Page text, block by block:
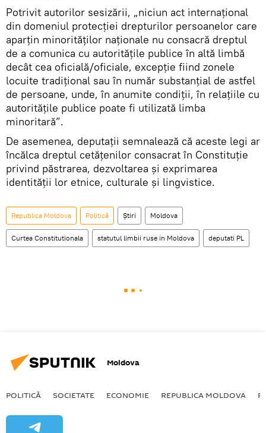
Potrivit autorilor sesizării, „niciun act internațional
din domeniul protecției drepturilor persoanelor care
aparțin minorităților naționale nu consacră dreptul
de a comunica cu autoritățile publice în altă limbă
decât cea oficială/oficiale, excepție fiind zonele
locuite tradițional sau în număr substanțial de astfel
de persoane, unde, în anumite condiții, în relațiile cu
autoritățile publice poate fi utilizată limba
minoritară”.
De asemenea, deputații semnalează că aceste legi ar
încălca dreptul cetățenilor consacrat în Constituție
privind păstrarea, dezvoltarea și exprimarea
identității lor etnice, culturale și lingvistice.
Republica Moldova Politică Știri Moldova
Curtea Constitutionala statutul limbii ruse in Moldova deputati PL
Moldova
POLITICĂ SOCIETATE ECONOMIE REPUBLICA MOLDOVA